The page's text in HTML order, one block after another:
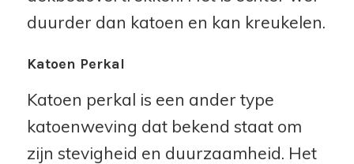
duurder dan katoen en kan kreukelen.
Katoen Perkal
Katoen perkal is een ander type
katoenweving dat bekend staat om
zijn stevigheid en duurzaamheid. Het